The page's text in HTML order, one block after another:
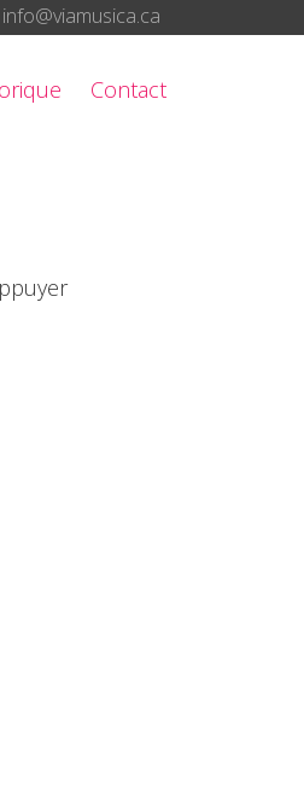
info@viamusica.ca
Contact